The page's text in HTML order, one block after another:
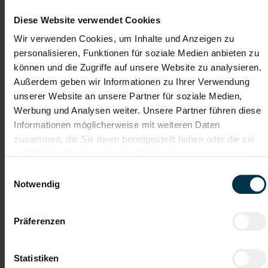
Diese Website verwendet Cookies
Wir verwenden Cookies, um Inhalte und Anzeigen zu
personalisieren, Funktionen für soziale Medien anbieten zu
können und die Zugriffe auf unsere Website zu analysieren.
Außerdem geben wir Informationen zu Ihrer Verwendung
unserer Website an unsere Partner für soziale Medien,
Werbung und Analysen weiter. Unsere Partner führen diese
Informationen möglicherweise mit weiteren Daten
zusammen, die Sie ihnen bereitgestellt haben oder die sie
Notwendig
Präferenzen
Statistiken
Verpflegung
Wertschätzender
Wir sind für dich
Prozesses
Garantierte
Lohn-/Gehalts-
Auszahlung
Unterstützung während
des gesamten Bewerbungsprozesses
Warum du bei uns durchstarten solltest:
mit uns aufmischen wollen! Bei uns zählt dein Einsatz